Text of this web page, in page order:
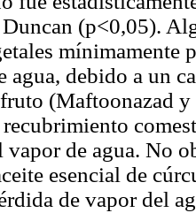
(p<0,05).
mínimamente
agua, debido a un
(Maftoonazad
de agua. No
esencial de
de vapor del